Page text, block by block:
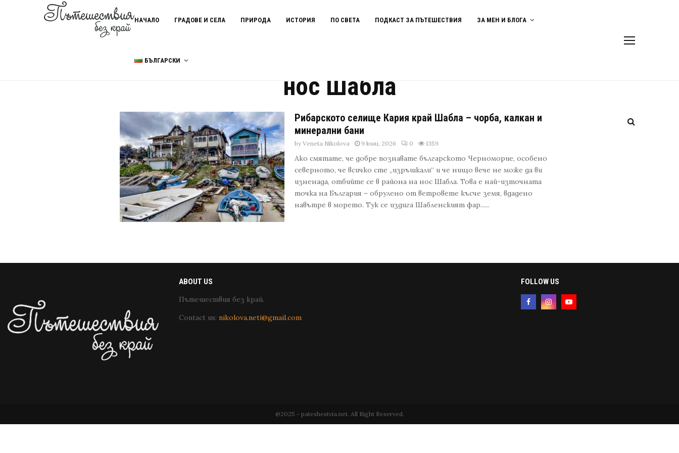
НАЧАЛО ГРАДОВЕ И СЕЛА ПРИРОДА ИСТОРИЯ ПО СВЕТА ПОДКАСТ ЗА ПЪТЕШЕСТВИЯ ЗА МЕН И БЛОГА
БЪЛГАРСКИ
Home нос Шабла
нос Шабла
Рибарското селище Кария край Шабла – чорба, калкан и
минерални бани
byVeneta Nikolova 9 юни, 2026 0 1359
Ако смятате, че добре познавате българското Черноморие, особено
северното, че всичко сте „изръшкали“ и че нищо вече не може да ви
изненада, отбийте се в района на нос Шабла. Това е най-източната
точка на България – обрулено от ветровете късче земя, вдадено
навътре в морето. Тук се издига Шабленският фар......
ABOUT US
Пътешествия без край.
Contact us: nikolova.neti@gmail.com
FOLLOW US
@2025 - pateshestvia.net. All Right Reserved.